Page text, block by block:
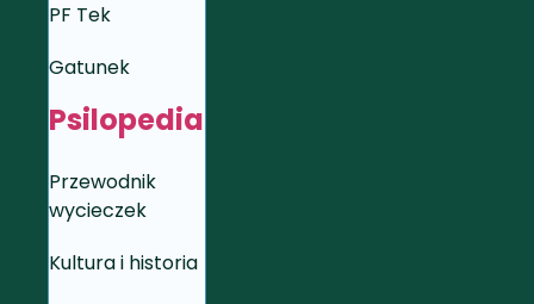
PF Tek
Gatunek
Psilopedia
Przewodnik
wycieczek
Kultura i historia